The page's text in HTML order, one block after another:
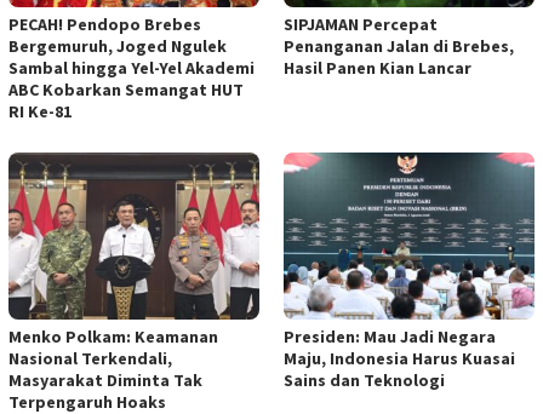
PECAH! Pendopo Brebes
Bergemuruh, Joged Ngulek
Sambal hingga Yel-Yel Akademi
ABC Kobarkan Semangat HUT
RI Ke-81
SIPJAMAN Percepat
Penanganan Jalan di Brebes,
Hasil Panen Kian Lancar
Menko Polkam: Keamanan
Nasional Terkendali,
Masyarakat Diminta Tak
Terpengaruh Hoaks
Presiden: Mau Jadi Negara
Maju, Indonesia Harus Kuasai
Sains dan Teknologi